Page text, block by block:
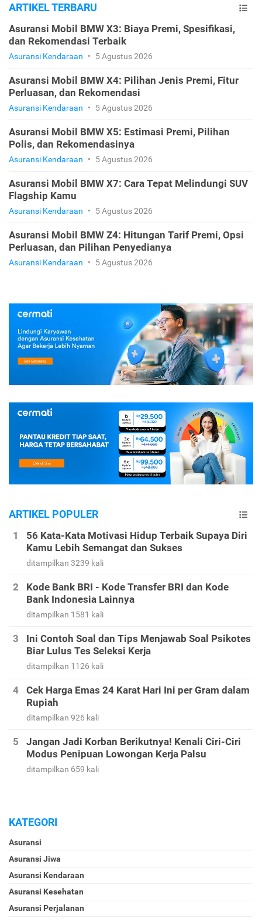
ARTIKEL TERBARU
Asuransi Mobil BMW X3: Biaya Premi, Spesifikasi,
dan Rekomendasi Terbaik
Asuransi Kendaraan • 5 Agustus 2026
Asuransi Mobil BMW X4: Pilihan Jenis Premi, Fitur
Perluasan, dan Rekomendasi
Asuransi Kendaraan • 5 Agustus 2026
Asuransi Mobil BMW X5: Estimasi Premi, Pilihan
Polis, dan Rekomendasinya
Asuransi Kendaraan • 5 Agustus 2026
Asuransi Mobil BMW X7: Cara Tepat Melindungi SUV
Flagship Kamu
Asuransi Kendaraan • 5 Agustus 2026
Asuransi Mobil BMW Z4: Hitungan Tarif Premi, Opsi
Perluasan, dan Pilihan Penyedianya
Asuransi Kendaraan • 5 Agustus 2026
ARTIKEL POPULER
56 Kata-Kata Motivasi Hidup Terbaik Supaya Diri
Kamu Lebih Semangat dan Sukses
ditampilkan 3239 kali
Kode Bank BRI - Kode Transfer BRI dan Kode
Bank Indonesia Lainnya
ditampilkan 1581 kali
Ini Contoh Soal dan Tips Menjawab Soal Psikotes
Biar Lulus Tes Seleksi Kerja
ditampilkan 1126 kali
Cek Harga Emas 24 Karat Hari Ini per Gram dalam
Rupiah
ditampilkan 926 kali
Jangan Jadi Korban Berikutnya! Kenali Ciri-Ciri
Modus Penipuan Lowongan Kerja Palsu
ditampilkan 659 kali
KATEGORI
Asuransi
Asuransi Jiwa
Asuransi Kendaraan
Asuransi Kesehatan
Asuransi Perjalanan